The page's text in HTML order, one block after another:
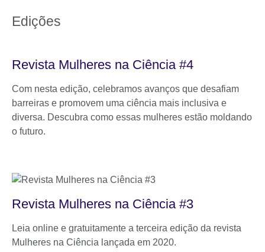
Edições
Revista Mulheres na Ciência #4
Com nesta edição, celebramos avanços que desafiam
barreiras e promovem uma ciência mais inclusiva e
diversa. Descubra como essas mulheres estão moldando
o futuro.
Revista Mulheres na Ciência #3
Leia online e gratuitamente a terceira edição da revista
Mulheres na Ciência lançada em 2020.